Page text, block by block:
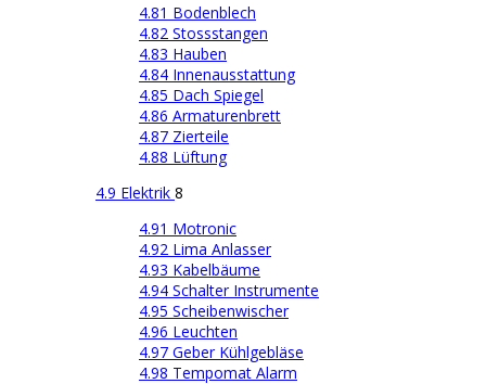
4.81 Bodenblech
4.82 Stossstangen
4.83 Hauben
4.84 Innenausstattung
4.85 Dach Spiegel
4.86 Armaturenbrett
4.87 Zierteile
4.88 Lüftung
4.9 Elektrik 8
4.91 Motronic
4.92 Lima Anlasser
4.93 Kabelbäume
4.94 Schalter Instrumente
4.95 Scheibenwischer
4.96 Leuchten
4.97 Geber Kühlgebläse
4.98 Tempomat Alarm